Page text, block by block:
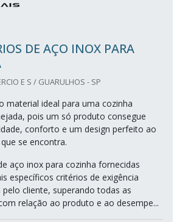
DE AÇO INOX PARA
E S / GUARULHOS - SP
material ideal para uma cozinha
pois um só produto consegue
conforto e um design perfeito ao
se encontra.
aço inox para cozinha fornecidas
específicos critérios de exigência
pelo cliente, superando todas as
relação ao produto e ao desempe...